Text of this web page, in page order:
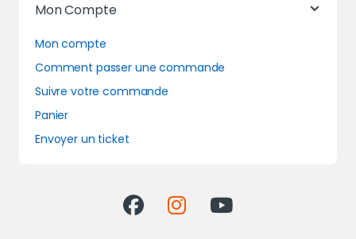
Mon Compte
Mon compte
Comment passer une commande
Suivre votre commande
Panier
Envoyer un ticket